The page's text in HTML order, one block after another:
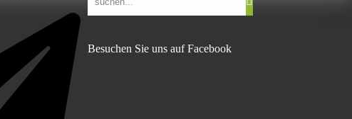
Besuchen Sie uns auf Facebook